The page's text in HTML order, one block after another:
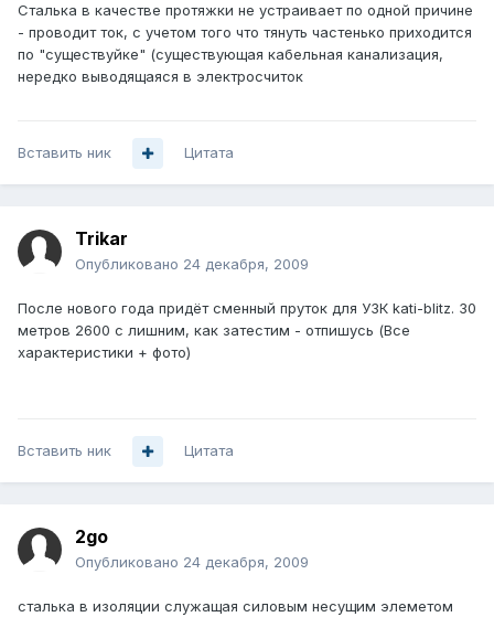
Сталька в качестве протяжки не устраивает по одной причине
- проводит ток, с учетом того что тянуть частенько приходится
по "существуйке" (существующая кабельная канализация,
нередко выводящаяся в электросчиток
Вставить ник Цитата
Trikar
Опубликовано 24 декабря, 2009
После нового года придёт сменный пруток для УЗК kati-blitz. 30
метров 2600 с лишним, как затестим - отпишусь (Все
характеристики + фото)
Вставить ник Цитата
2go
Опубликовано 24 декабря, 2009
сталька в изоляции служащая силовым несущим элеметом